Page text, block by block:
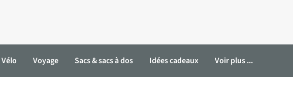
Vélo Voyage Sacs & sacs à dos Idées cadeaux Voir plus ...